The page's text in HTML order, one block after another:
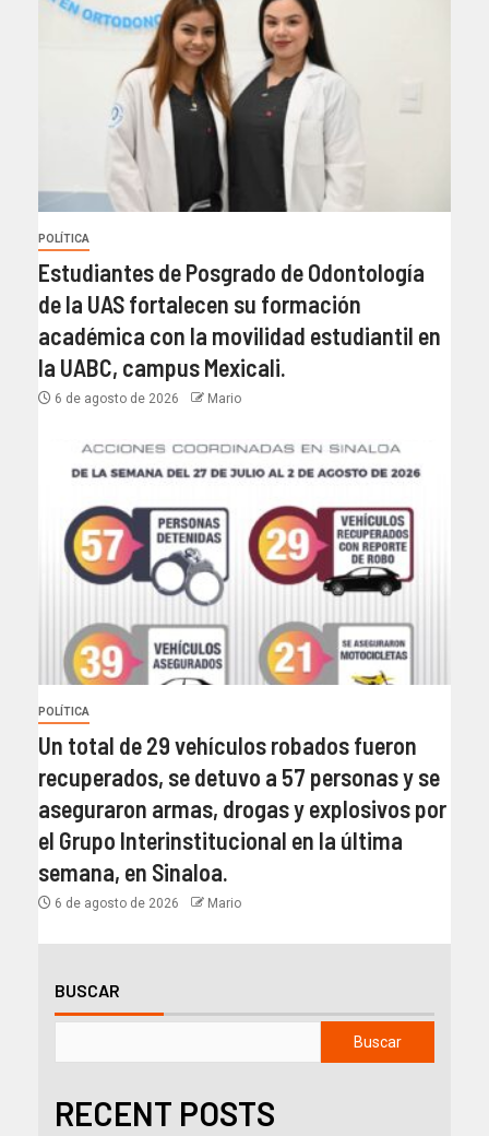
POLÍTICA
Estudiantes de Posgrado de Odontología
de la UAS fortalecen su formación
académica con la movilidad estudiantil en
la UABC, campus Mexicali.
6 de agosto de 2026 Mario
POLÍTICA
Un total de 29 vehículos robados fueron
recuperados, se detuvo a 57 personas y se
aseguraron armas, drogas y explosivos por
el Grupo Interinstitucional en la última
semana, en Sinaloa.
6 de agosto de 2026 Mario
BUSCAR
Buscar
RECENT POSTS